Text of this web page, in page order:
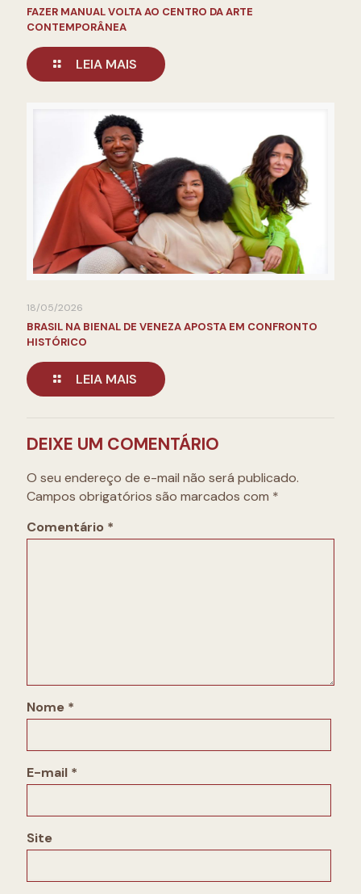
FAZER MANUAL VOLTA AO CENTRO DA ARTE
CONTEMPORÂNEA
LEIA MAIS
18/05/2026
BRASIL NA BIENAL DE VENEZA APOSTA EM CONFRONTO
HISTÓRICO
LEIA MAIS
DEIXE UM COMENTÁRIO
O seu endereço de e-mail não será publicado.
Campos obrigatórios são marcados com *
Comentário *
Nome *
E-mail *
Site